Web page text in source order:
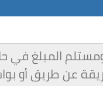
ومستلم
طريقة عن طريق